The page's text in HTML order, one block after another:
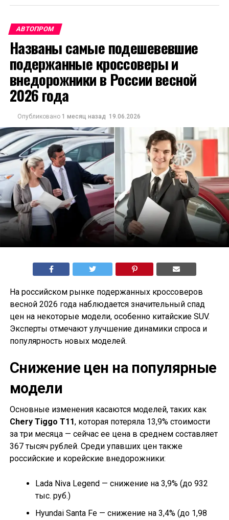
АВТОПРОМ
Названы самые подешевевшие
подержанные кроссоверы и
внедорожники в России весной
2026 года
Опубликовано 1 месяц назад 19.06.2026
На российском рынке подержанных кроссоверов
весной 2026 года наблюдается значительный спад
цен на некоторые модели, особенно китайские SUV.
Эксперты отмечают улучшение динамики спроса и
популярность новых моделей.
Снижение цен на популярные
модели
Основные изменения касаются моделей, таких как
Chery Tiggo T11, которая потеряла 13,9% стоимости
за три месяца — сейчас ее цена в среднем составляет
367 тысяч рублей. Среди упавших цен также
российские и корейские внедорожники:
Lada Niva Legend — снижение на 3,9% (до 932
тыс. руб.)
Hyundai Santa Fe — снижение на 3,4% (до 1,98